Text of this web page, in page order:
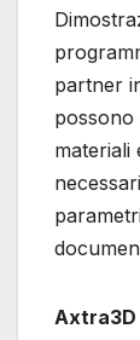
partner
possono
materiali
Axtra3D